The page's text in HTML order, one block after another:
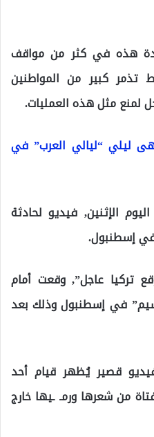
هذه في كثر من مواقف
كبير من المواطنين
لمنع مثل هذه العمليات.
ليلي “ليالي العرب” في
الإثنين, فيديو لحادثة
إسطنبول.
تركيا عاجل”, وقعت أمام
في إسطنبول وذلك بعد
قصير يُظهر قيام أحد
من شعرها ورمـ ـيها خارج